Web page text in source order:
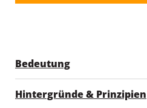
Bedeutung
Hintergründe & Prinzipien